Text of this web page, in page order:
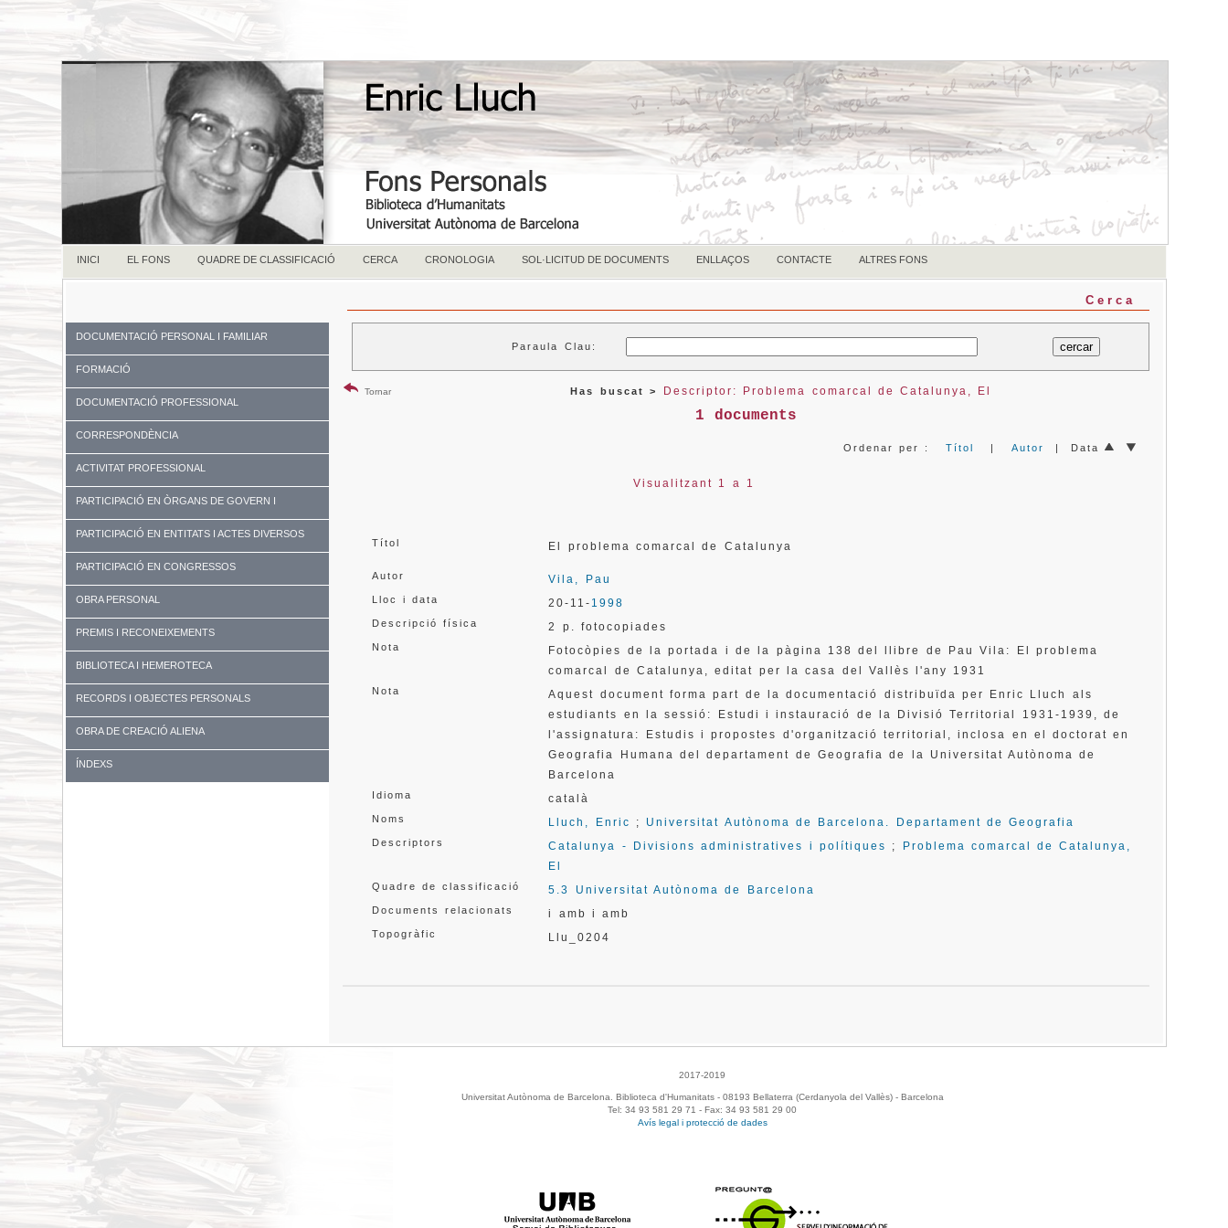
INICI EL FONS QUADRE DE CLASSIFICACIÓ CERCA CRONOLOGIA SOL·LICITUD DE DOCUMENTS ENLLAÇOS CONTACTE ALTRES FONS
DOCUMENTACIÓ PERSONAL I FAMILIAR
FORMACIÓ
DOCUMENTACIÓ PROFESSIONAL
CORRESPONDÈNCIA
ACTIVITAT PROFESSIONAL
PARTICIPACIÓ EN ÒRGANS DE GOVERN I
UNIVERSITATS
PARTICIPACIÓ EN ENTITATS I ACTES DIVERSOS
PARTICIPACIÓ EN CONGRESSOS
OBRA PERSONAL
PREMIS I RECONEIXEMENTS
BIBLIOTECA I HEMEROTECA
RECORDS I OBJECTES PERSONALS
OBRA DE CREACIÓ ALIENA
ÍNDEXS
Cerca
Paraula Clau:
Tornar Has buscat > Descriptor: Problema comarcal de Catalunya, El
1 documents
Ordenar per :Títol |Autor | Data
Visualitzant 1 a 1
Títol El problema comarcal de Catalunya
Autor Vila, Pau
Lloc i data 20-11- 1998
Descripció física 2 p. fotocopiades
Nota
Fotocòpies de la portada i de la pàgina 138 del llibre de Pau Vila: El problema
comarcal de Catalunya, editat per la casa del Vallès l'any 1931
Nota
Aquest document forma part de la documentació distribuïda per Enric Lluch als
estudiants en la sessió: Estudi i instauració de la Divisió Territorial 1931-1939, de
l'assignatura: Estudis i propostes d'organització territorial, inclosa en el doctorat en
Geografia Humana del departament de Geografia de la Universitat Autònoma de
Barcelona
Idioma català
Noms Lluch, Enric ; Universitat Autònoma de Barcelona. Departament de Geografia
Descriptors Catalunya - Divisions administratives i polítiques ;
Problema comarcal de Catalunya,
El
Quadre de classificació 5.3 Universitat Autònoma de Barcelona
Documents relacionats i ambi amb
Topogràfic Llu_0204
2017-2019
Universitat Autònoma de Barcelona. Biblioteca d'Humanitats - 08193 Bellaterra (Cerdanyola del Vallès) - Barcelona
Tel: 34 93 581 29 71 - Fax: 34 93 581 29 00
Avís legal i protecció de dades